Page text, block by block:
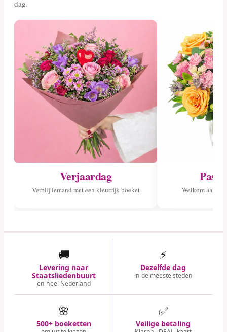
dag.
Verjaardag
Verblij iemand met een kleurrijk boeket Welkom aan
🚚
Levering naar
Staatsliedenbuurt
en heel Nederland
⚡
Dezelfde dag
in de meeste steden
🌸
500+ boeketten
✅
Veilige betaling